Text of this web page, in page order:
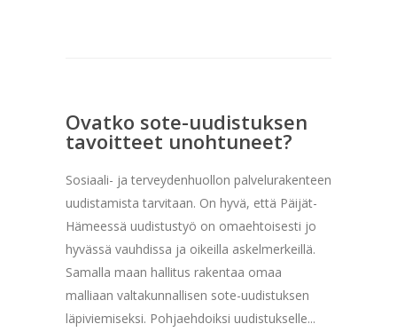
Ovatko sote-uudistuksen
tavoitteet unohtuneet?
Sosiaali- ja terveydenhuollon palvelurakenteen
uudistamista tarvitaan. On hyvä, että Päijät-
Hämeessä uudistustyö on omaehtoisesti jo
hyvässä vauhdissa ja oikeilla askelmerkeillä.
Samalla maan hallitus rakentaa omaa
malliaan valtakunnallisen sote-uudistuksen
läpiviemiseksi. Pohjaehdoiksi uudistukselle...